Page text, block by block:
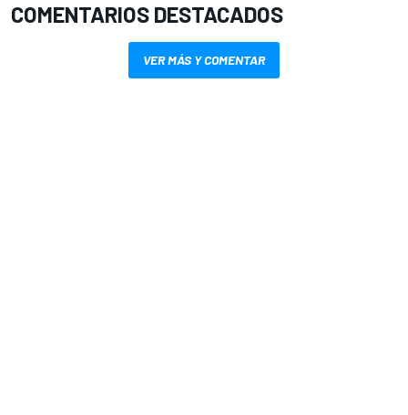
COMENTARIOS DESTACADOS
VER MÁS Y COMENTAR